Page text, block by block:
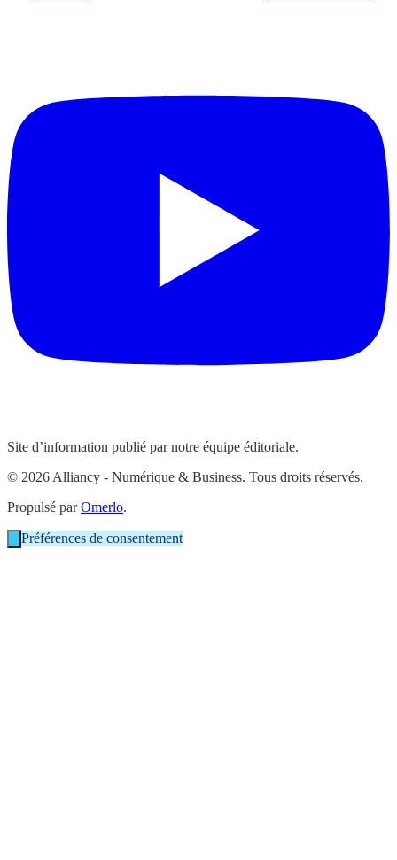
Site d’information publié par notre équipe éditoriale.
© 2026 Alliancy - Numérique & Business. Tous droits réservés.
Propulsé parOmerlo.
Préférences de consentement